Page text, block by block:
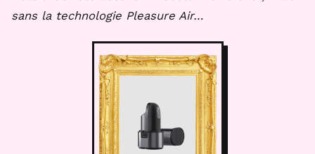
sans la technologie Pleasure Air…